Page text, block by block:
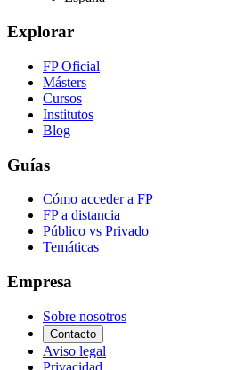
Explorar
FP Oficial
Másters
Cursos
Institutos
Blog
Guías
Cómo acceder a FP
FP a distancia
Público vs Privado
Temáticas
Empresa
Sobre nosotros
Contacto
Aviso legal
Privacidad